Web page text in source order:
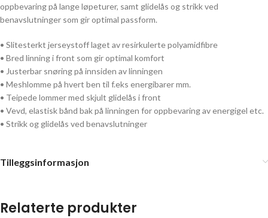
oppbevaring på lange løpeturer, samt glidelås og strikk ved
benavslutninger som gir optimal passform.
• Slitesterkt jerseystoff laget av resirkulerte polyamidfibre
• Bred linning i front som gir optimal komfort
• Justerbar snøring på innsiden av linningen
• Meshlomme på hvert ben til f.eks energibarer mm.
• Teipede lommer med skjult glidelås i front
• Vevd, elastisk bånd bak på linningen for oppbevaring av energigel etc.
• Strikk og glidelås ved benavslutninger
Tilleggsinformasjon
Relaterte produkter